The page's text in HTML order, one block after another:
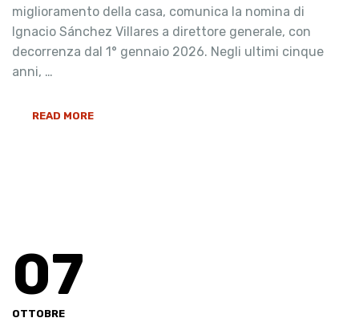
miglioramento della casa, comunica la nomina di
Ignacio Sánchez Villares a direttore generale, con
decorrenza dal 1° gennaio 2026. Negli ultimi cinque
anni, …
READ MORE
07
OTTOBRE